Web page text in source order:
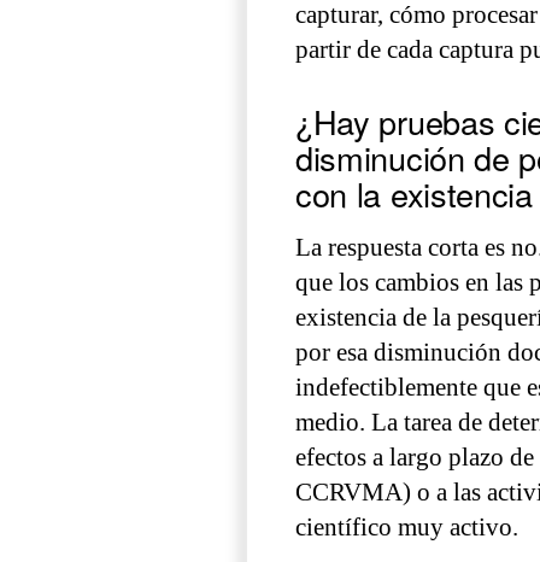
capturar, cómo
partir de cada captura
¿Hay pruebas
disminución de
con la
La respuesta corta es
que los cambios en las
existencia de la
por esa disminución
indefectiblemente que
medio. La tarea de
efectos a largo plazo
CCRVMA) o a las
científico muy activo.